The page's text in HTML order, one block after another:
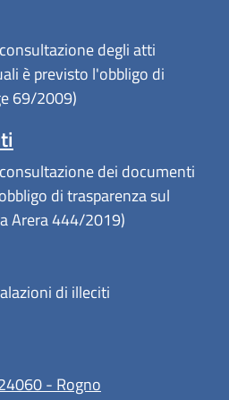
degli atti
è previsto l'obbligo di
69/2009)
dei documenti
di trasparenza sul
Arera 444/2019)
di illeciti
- Rogno